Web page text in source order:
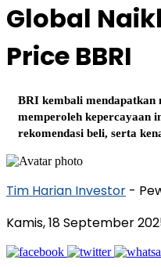
Global
Price BBRI
BRI kembali mendapatkan
memperoleh kepercayaan
rekomendasi beli, serta
Tim Harian Investor -
Kamis, 18 September